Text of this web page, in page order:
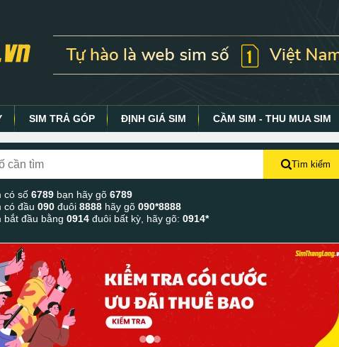
SIM TRẢ GÓP ĐỊNH GIÁ SIM CẦM SIM - THU MUA SIM
Tìm kiếm
có số6789 bạn hãy gõ6789
có đầu090đuôi8888 hãy gõ090*8888
bắt đầu bằng0914 đuôi bất kỳ, hãy gõ:0914*